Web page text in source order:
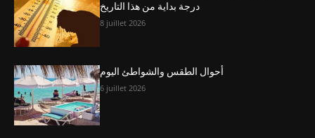
درجة بداية من هذا التاريخ
8 juillet 2026
أحوال الطقس والشواطئ اليوم
6 juillet 2026